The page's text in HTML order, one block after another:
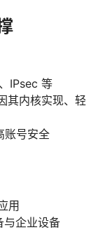
IPsec 等
其内核实现、轻
账号安全
用
与企业设备